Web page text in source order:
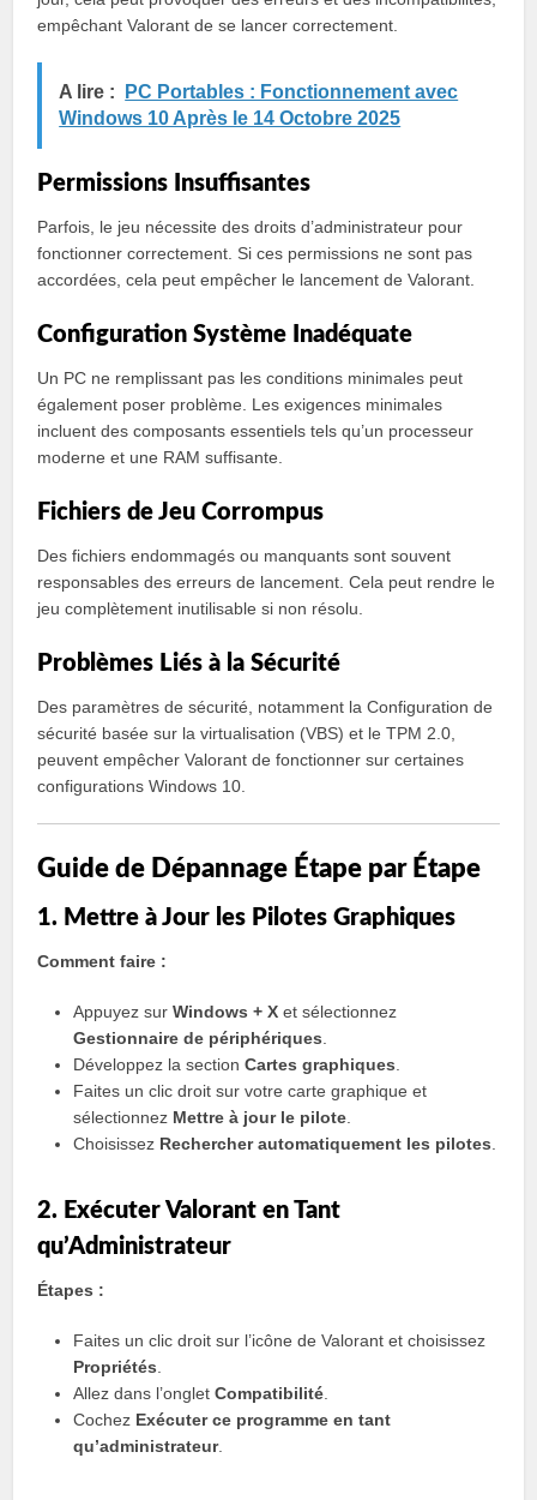
empêchant Valorant de se lancer correctement.
A lire :
PC Portables : Fonctionnement avec
Windows 10 Après le 14 Octobre 2025
Permissions Insuffisantes
Parfois, le jeu nécessite des droits d’administrateur pour
fonctionner correctement. Si ces permissions ne sont pas
accordées, cela peut empêcher le lancement de Valorant.
Configuration Système Inadéquate
Un PC ne remplissant pas les conditions minimales peut
également poser problème. Les exigences minimales
incluent des composants essentiels tels qu’un processeur
moderne et une RAM suffisante.
Fichiers de Jeu Corrompus
Des fichiers endommagés ou manquants sont souvent
responsables des erreurs de lancement. Cela peut rendre le
jeu complètement inutilisable si non résolu.
Problèmes Liés à la Sécurité
Des paramètres de sécurité, notamment la Configuration de
sécurité basée sur la virtualisation (VBS) et le TPM 2.0,
peuvent empêcher Valorant de fonctionner sur certaines
configurations Windows 10.
Guide de Dépannage Étape par Étape
1. Mettre à Jour les Pilotes Graphiques
Comment faire :
Appuyez surWindows + X et sélectionnez
Gestionnaire de périphériques
Développez la sectionCartes graphiques
Faites un clic droit sur votre carte graphique et
sélectionnez Mettre à jour le pilote
Choisissez Rechercher automatiquement les pilotes
2. Exécuter Valorant en Tant
qu’Administrateur
Étapes :
Faites un clic droit sur l’icône de Valorant et choisissez
Propriétés
Allez dans l’ongletCompatibilité
Cochez Exécuter ce programme en tant
qu’administrateur.